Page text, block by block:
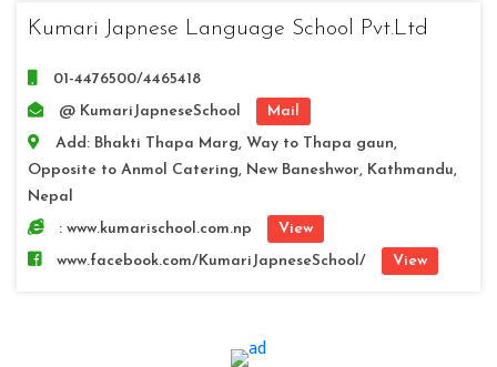
Kumari Japnese Language School Pvt.Ltd
01-4476500/4465418
@ KumariJapneseSchool
Mail
Add: Bhakti Thapa Marg, Way to Thapa gaun,
Opposite to Anmol Catering, New Baneshwor, Kathmandu,
Nepal
: www.kumarischool.com.np
View
www.facebook.com/KumariJapneseSchool/
View